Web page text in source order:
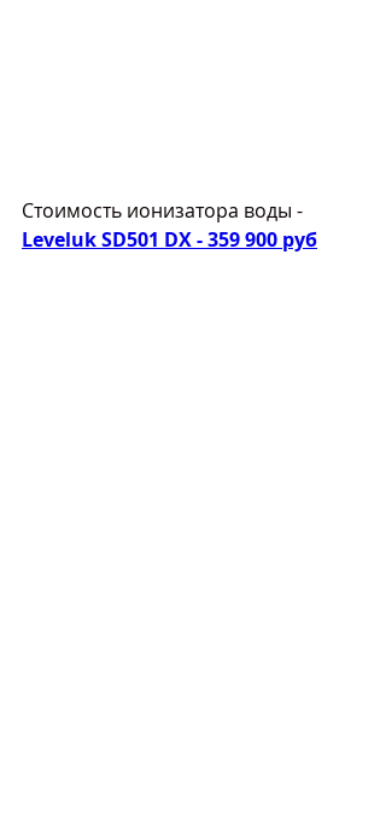
Стоимость ионизатора воды -
Leveluk SD501 DX - 359 900 руб